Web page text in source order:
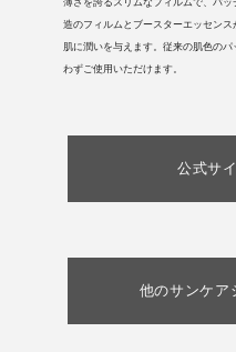
薄さを誇るスリムなフィルムで、パ
造のフィルムとブースターエッセン
肌に潤いを与えます。従来の肌色の
わずご使用いただけます。
公式サ
他のサンケア